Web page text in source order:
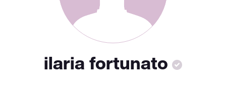
ilaria fortunato